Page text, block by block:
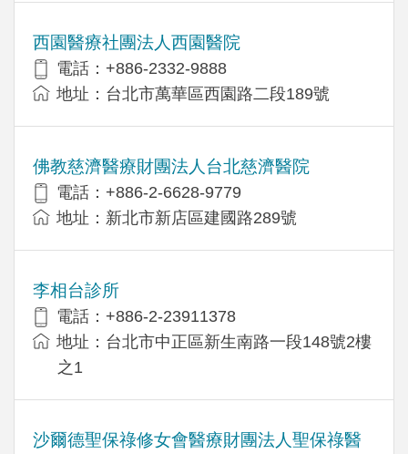
西園醫療社團法人西園醫院
電話：+886-2332-9888
地址：台北市萬華區西園路二段189號
佛教慈濟醫療財團法人台北慈濟醫院
電話：+886-2-6628-9779
地址：新北市新店區建國路289號
李相台診所
電話：+886-2-23911378
地址：台北市中正區新生南路一段148號2樓
之1
沙爾德聖保祿修女會醫療財團法人聖保祿醫